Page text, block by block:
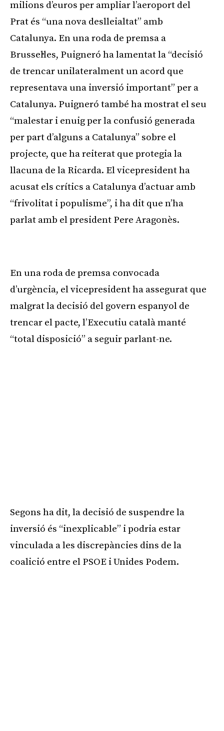
milions d’euros per ampliar l’aeroport del
Prat és “una nova deslleialtat” amb
Catalunya. En una roda de premsa a
Brussel·les, Puigneró ha lamentat la “decisió
de trencar unilateralment un acord que
representava una inversió important” per a
Catalunya. Puigneró també ha mostrat el seu
“malestar i enuig per la confusió generada
per part d’alguns a Catalunya” sobre el
projecte, que ha reiterat que protegia la
llacuna de la Ricarda. El vicepresident ha
acusat els crítics a Catalunya d’actuar amb
“frivolitat i populisme”, i ha dit que n’ha
parlat amb el president Pere Aragonès.
En una roda de premsa convocada
d’urgència, el vicepresident ha assegurat que
malgrat la decisió del govern espanyol de
trencar el pacte, l’Executiu català manté
“total disposició” a seguir parlant-ne.
Segons ha dit, la decisió de suspendre la
inversió és “inexplicable” i podria estar
vinculada a les discrepàncies dins de la
coalició entre el PSOE i Unides Podem.